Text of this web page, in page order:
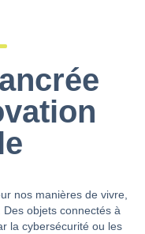
nos manières de vivre,
objets connectés à
la cybersécurité ou les